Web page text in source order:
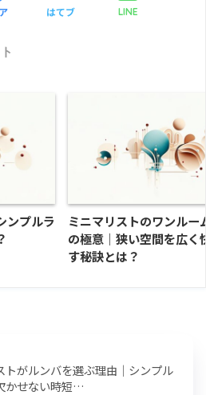
はてブ LINE
ンプルラ
ミニマリストのワンルー
の極意｜狭い空間を広く
す秘訣とは？
トがルンバを選ぶ理由｜シンプル
かせない時短…